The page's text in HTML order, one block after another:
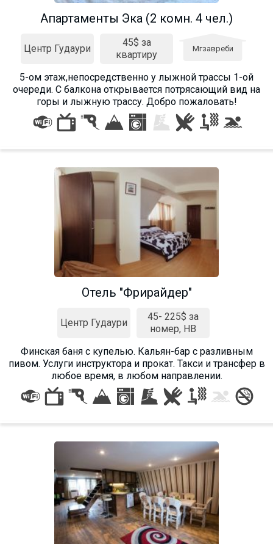
Апартаменты Эка (2 комн. 4 чел.)
Центр Гудаури
45$ за
квартиру
Мгзавреби
5-ом этаж,непосредственно у лыжной трассы 1-ой
очереди. С балкона открывается потрясающий вид на
горы и лыжную трассу. Добро пожаловать!
Отель "Фрирайдер"
Центр Гудаури
45- 225$ за
номер, HB
Финская баня с купелью. Кальян-бар с разливным
пивом. Услуги инструктора и прокат. Такси и трансфер в
любое время, в любом направлении.